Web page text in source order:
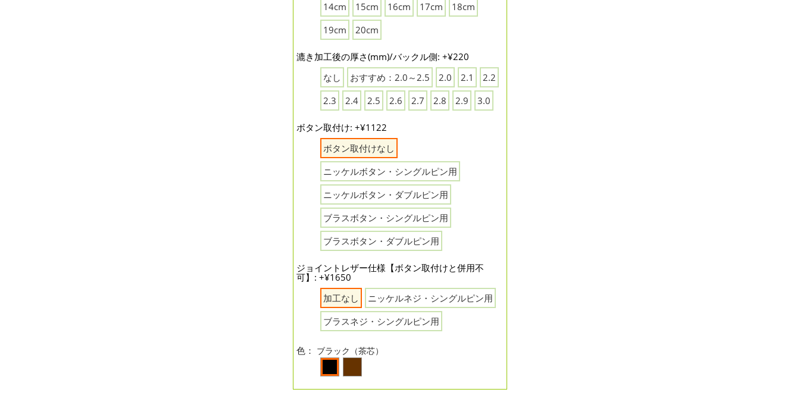
14cm
15cm 16cm 17cm
18cm
19cm
20cm
漉き加工後の厚さ(mm)/バックル側: +¥220
なし
おすすめ：2.0～2.5 2.0 2.1
2.2
2.3
2.4 2.5 2.6 2.7 2.8 2.9 3.0
ボタン取付け: +¥1122
ボタン取付けなし
ニッケルボタン・シングルピン用
ニッケルボタン・ダブルピン用
ブラスボタン・シングルピン用
ブラスボタン・ダブルピン用
ジョイントレザー仕様【ボタン取付けと併用不
可】: +¥1650
加工なし
ニッケルネジ・シングルピン用
ブラスネジ・シングルピン用
色： ブラック（茶芯）